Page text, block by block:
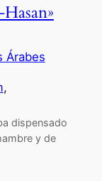
Árabes
dispensado
y de